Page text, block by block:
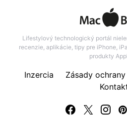
Lifestylový technologický portál
recenzie, aplikácie, tipy pre iPhone,
produkty
Inzercia
Zásady